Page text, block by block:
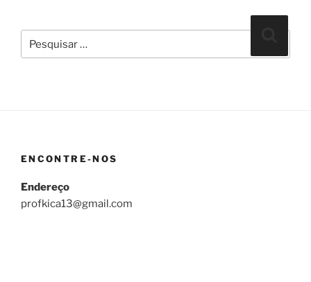
Pesquisar
por:
ENCONTRE-NOS
Endereço
profkica13@gmail.com